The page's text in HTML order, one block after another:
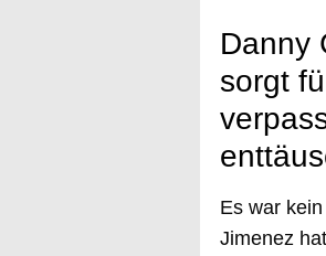
Danny
sorgt
Es war
Jimenez